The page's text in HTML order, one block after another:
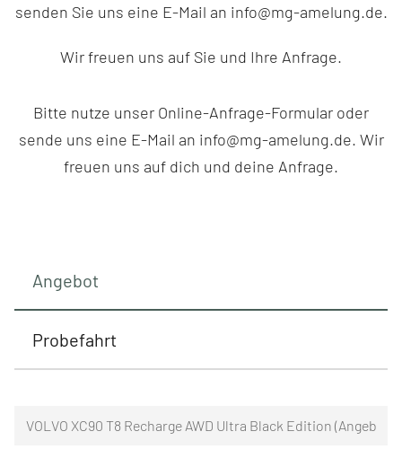
senden Sie uns eine E-Mail an info@mg-amelung.de.
Wir freuen uns auf Sie und Ihre Anfrage.
Bitte nutze unser Online-Anfrage-Formular oder
sende uns eine E-Mail an info@mg-amelung.de. Wir
freuen uns auf dich und deine Anfrage.
Angebot
Probefahrt